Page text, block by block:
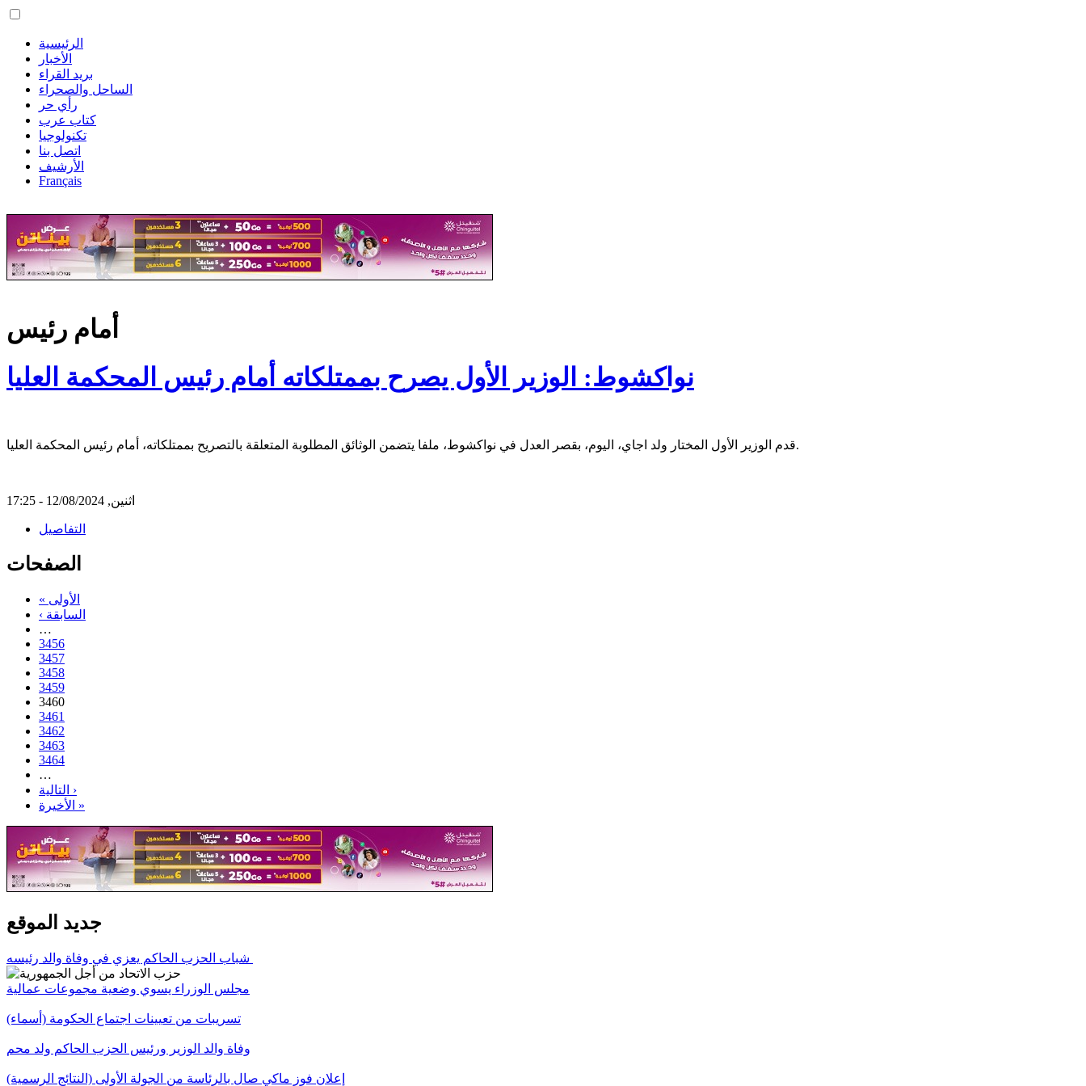
الرئيسية
الأخبار
بريد القراء
الساحل والصحراء
رأي حر
كتاب عرب
تكنولوجيا
اتصل بنا
الأرشيف
Français
أمام رئيس
نواكشوط: الوزير الأول يصرح بممتلكاته أمام رئيس المحكمة العليا
قدم الوزير الأول المختار ولد اجاي، اليوم، بقصر العدل في نواكشوط، ملفا يتضمن الوثائق المطلوبة المتعلقة بالتصريح بممتلكاته، أمام رئيس المحكمة العليا.
اثنين, 12/08/2024 - 17:25
التفاصيل
الصفحات
« الأولى
‹ السابقة
…
3456
3457
3458
3459
3460
3461
3462
3463
3464
…
التالية ›
الأخيرة »
جديد الموقع
مجلس الوزراء يسوي وضعية مجموعات عمالية
تسريبات من تعيينات اجتماع الحكومة (أسماء)
وفاة والد الوزير ورئيس الحزب الحاكم ولد محم
إعلان فوز ماكي صال بالرئاسة من الجولة الأولى (النتائج الرسمية)